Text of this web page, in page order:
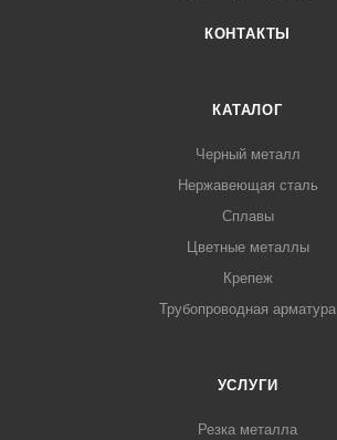
КОНТАКТЫ
КАТАЛОГ
Черный металл
Нержавеющая сталь
Сплавы
Цветные металлы
Крепеж
Трубопроводная арматура
УСЛУГИ
Резка металла